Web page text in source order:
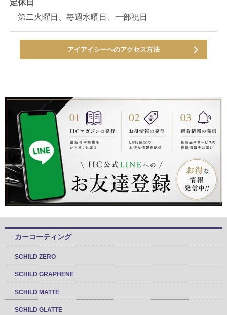
定休日
第二火曜日、毎週水曜日、一部祝日
アイアイシーへのアクセス方法
カーコーティング
SCHILD ZERO
SCHILD GRAPHENE
SCHILD MATTE
SCHILD GLATTE